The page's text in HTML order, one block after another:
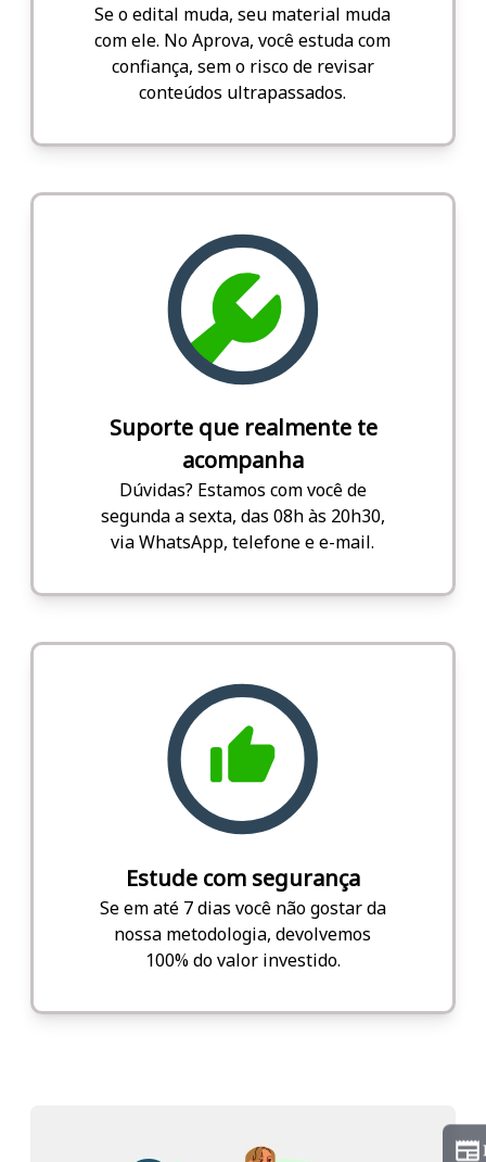
Se o edital muda, seu material muda
com ele. No Aprova, você estuda com
confiança, sem o risco de revisar
conteúdos ultrapassados.
Suporte que realmente te
acompanha
Dúvidas? Estamos com você de
segunda a sexta, das 08h às 20h30,
via WhatsApp, telefone e e-mail.
Estude com segurança
Se em até 7 dias você não gostar da
nossa metodologia, devolvemos
100% do valor investido.